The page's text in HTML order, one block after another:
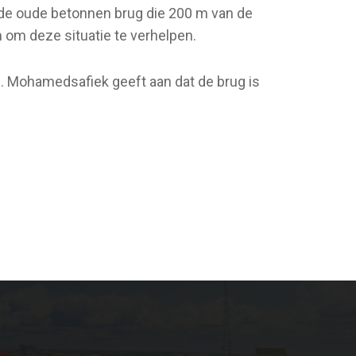
oude betonnen brug die 200 m van de
deze situatie te verhelpen.
geeft aan dat de brug is